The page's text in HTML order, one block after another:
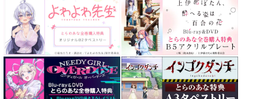
カルデアエミッション
チョコレート・ショッ
プ
2,530円（税込）
Fate/Grand Order
FGO OEKAKI Rando
m5
たけさと
1,320 円（税込）
Fate/Grand Order
鈴鹿御前
蒐集
羊小屋
専売 787円（税込）
Fate/Grand Order
曲亭馬琴